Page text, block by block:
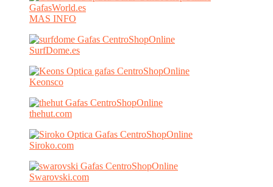
GafasWorld.es
MAS INFO
SurfDome.es
Keonsco
thehut.com
Siroko.com
Swarovski.com